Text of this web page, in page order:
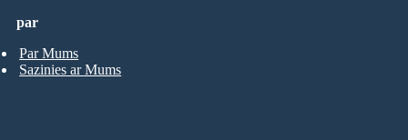
par
Par Mums
Sazinies ar Mums